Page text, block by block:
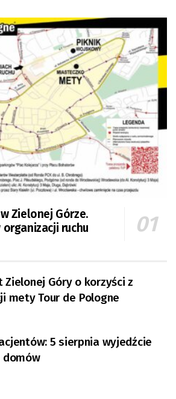
Zielonej Górze.
ruchu
Zielonej Góry o korzyści z
mety Tour de Pologne
5 sierpnia wyjedźcie
domów